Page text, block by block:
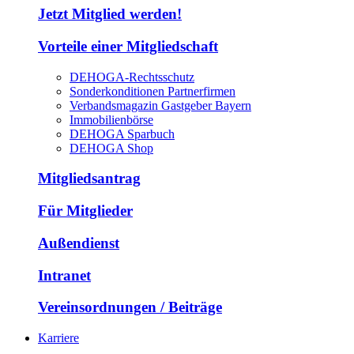
Jetzt Mitglied werden!
Vorteile einer Mitgliedschaft
DEHOGA-Rechtsschutz
Sonderkonditionen Partnerfirmen
Verbandsmagazin Gastgeber Bayern
Immobilienbörse
DEHOGA Sparbuch
DEHOGA Shop
Mitgliedsantrag
Für Mitglieder
Außendienst
Intranet
Vereinsordnungen / Beiträge
Karriere